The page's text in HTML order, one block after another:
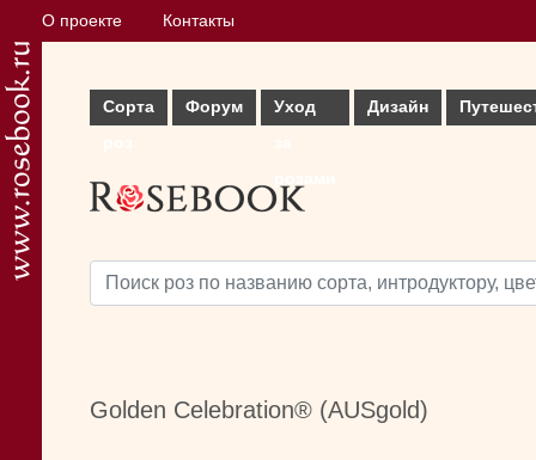
О проекте Контакты
Сорта
Форум
Уход
Дизайн
Golden Celebration® (AUSgold)